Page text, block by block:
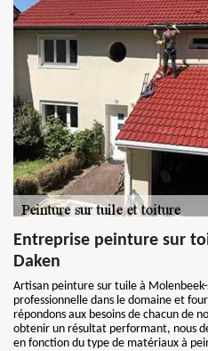
Entreprise peinture sur
Daken
Artisan peinture sur tuile à
professionnelle dans le domaine et
répondons aux besoins de chacun de
obtenir un résultat performant, nous
en fonction du type de matériaux à